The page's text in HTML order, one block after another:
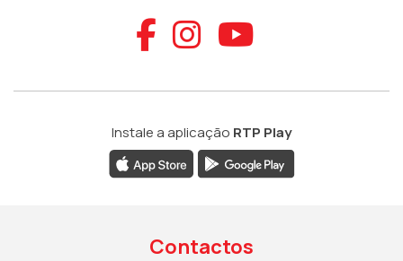
Aceder ao
Aceder ao
Aceder
Instale a aplicação RTP Play
Contactos